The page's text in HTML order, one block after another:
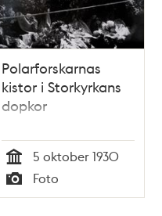
Polarforskarnas
kistor i Storkyrkans
dopkor
Tid
5 oktober 1930
Typ
Foto